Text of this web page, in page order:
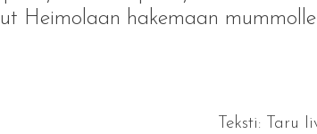
Heimolaan hakemaan mummolle
Teksti: Taru